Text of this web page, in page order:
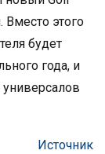
Вместо этого
будет
года, и
Источник